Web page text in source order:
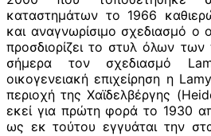
καταστημάτων το 1966
και αναγνωρίσιμο σχεδιασμό ο
προσδιορίζει το στυλ όλων
σήμερα τον σχεδιασμό
οικογενειακή επιχείρηση η
περιοχή της Χαϊδελβέργης
εκεί για πρώτη φορά το 1930
ως εκ τούτου εγγυάται την